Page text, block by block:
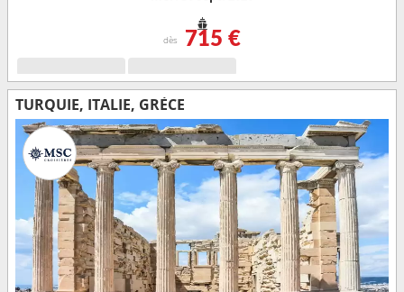
dès 715 €
TURQUIE, ITALIE, GRÈCE